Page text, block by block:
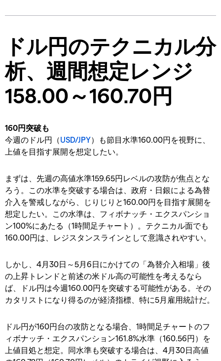
ドル円のテクニカル分
析、週間想定レンジ
158.00～160.70円
160円突破も
今週のドル円（USD/JPY）も節目水準160.00円を視野に、
上値を目指す展開を想定したい。
まずは、先週の高値水準159.65円レベルの攻防が焦点とな
ろう。この水準を突破する場合は、政府・日銀による為替
介入を警戒しながら、じりじりと160.00円を目指す展開を
想定したい。この水準は、フィボナッチ・エクスパンショ
ン100%にあたる（1時間足チャート）。テクニカル面でも
160.00円は、レジスタンスラインとして意識されやすい。
しかし、4月30日～5月6日にかけての「為替介入相場」後
の上昇トレンドと前述の米ドル高の可能性を考えるなら
ば、ドル円は今週160.00円を突破する可能性がある。その
カタリストになり得るのが経済指標、特に5月雇用統計だ。
ドル円が160円台の攻防となる場合、1時間足チャートのフ
ィボナッチ・エクスパンション161.8%水準（160.56円）を
上値目処と想定。同水準も突破する場合は、4月30日高値